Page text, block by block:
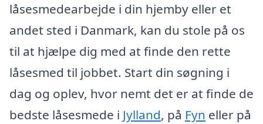
låsesmedearbejde i din hjemby eller et
andet sted i Danmark, kan du stole på os
til at hjælpe dig med at finde den rette
låsesmed til jobbet. Start din søgning i
dag og oplev, hvor nemt det er at finde de
bedste låsesmede i Jylland, på Fyn eller på